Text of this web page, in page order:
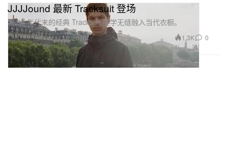
Fashion 时装
JJJJound 最新 Tracksuit 登场
将 90 年代末的经典 Tracksuit 美学无缝融入当代衣橱。
May 12, 2026 1.3K 0